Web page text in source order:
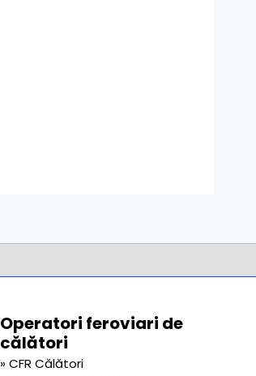
Operatori feroviari de
călători
» CFR Călători